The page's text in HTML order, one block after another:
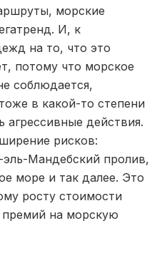
морские
И, к
на то, что это
потому что морское
соблюдается,
в какой-то степени
агрессивные действия.
рисков:
Мандебский пролив,
море и так далее. Это
росту стоимости
премий на морскую